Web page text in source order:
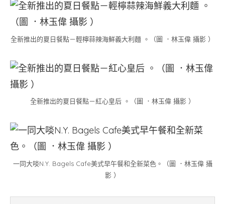
全新推出的夏日餐點－輕檸蒜辣海鮮義大利麵 。（圖 ．林玉偉 攝影 ）
全新推出的夏日餐點－紅心皇后 。（圖 ．林玉偉 攝影 ）
一同大啖N.Y. Bagels Cafe美式早午餐和全新菜色。（圖 ．林玉偉 攝
影 ）